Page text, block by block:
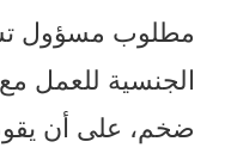
مطلوب مسؤول
الجنسية للعمل
ضخم، على أن